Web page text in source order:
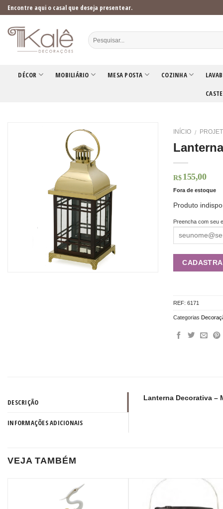
Skip
to
content
Encontre aqui o casal que deseja presentear.
DÉCOR MOBILIÁRIO MESA POSTA COZINHA
INÍCIO /
R$ 155,00
Fora de estoque
Produto
Preencha com seu
REF:6171
Categorias
DESCRIÇÃO
INFORMAÇÕES ADICIONAIS
Lanterna Decorativa –
VEJA TAMBÉM